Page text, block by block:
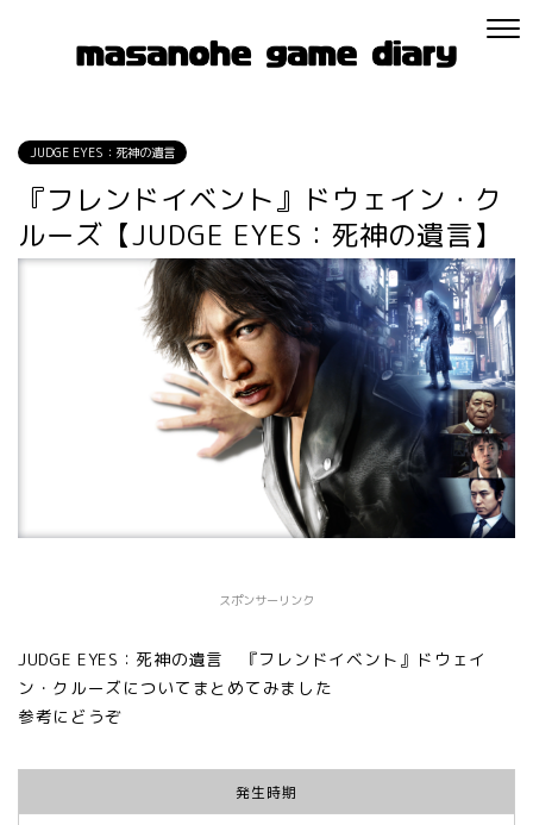
JUDGE EYES：死神の遺言
『フレンドイベント』ドウェイン・ク
ルーズ【JUDGE EYES：死神の遺言】
スポンサーリンク
JUDGE EYES：死神の遺言 『フレンドイベント 』ドウェイ
ン・クルーズ についてまとめてみました
参考にどうぞ
発生時期